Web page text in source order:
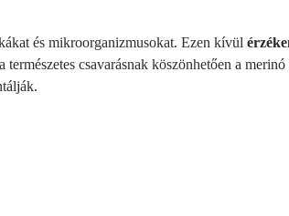
és mikroorganizmusokat. Ezen kívül
csavarásnak köszönhetően a merinó